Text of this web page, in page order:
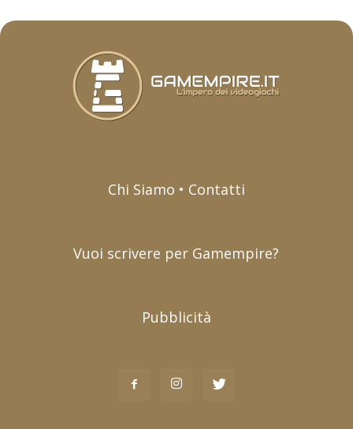
Chi Siamo • Contatti
Vuoi scrivere per Gamempire?
Pubblicità